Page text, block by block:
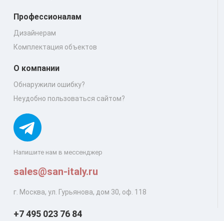
Напишите нам в мессенджер
sales@san-italy.ru
г. Москва, ул. Гурьянова, дом 30, оф. 118
Профессионалам
Дизайнерам
Комплектация объектов
О компании
Обнаружили ошибку?
Неудобно пользоваться сайтом?
+7 495 023 76 84